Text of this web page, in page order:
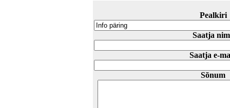
Pealkiri
Saatja
Saatja e-
Sõnum